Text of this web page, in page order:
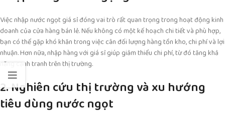
Việc nhập nước ngọt giá sỉ đóng vai trò rất quan trọng trong hoạt động kinh
doanh của cửa hàng bán lẻ. Nếu không có một kế hoạch chi tiết và phù hợp,
bạn có thể gặp khó khăn trong việc cân đối lượng hàng tồn kho, chi phí và lợi
nhuận. Hơn nữa, nhập hàng với giá sỉ giúp giảm thiểu chi phí, từ đó tăng khả
năng cạnh tranh trên thị trường.
2. Nghiên cứu thị trường và xu hướng
tiêu dùng nước ngọt